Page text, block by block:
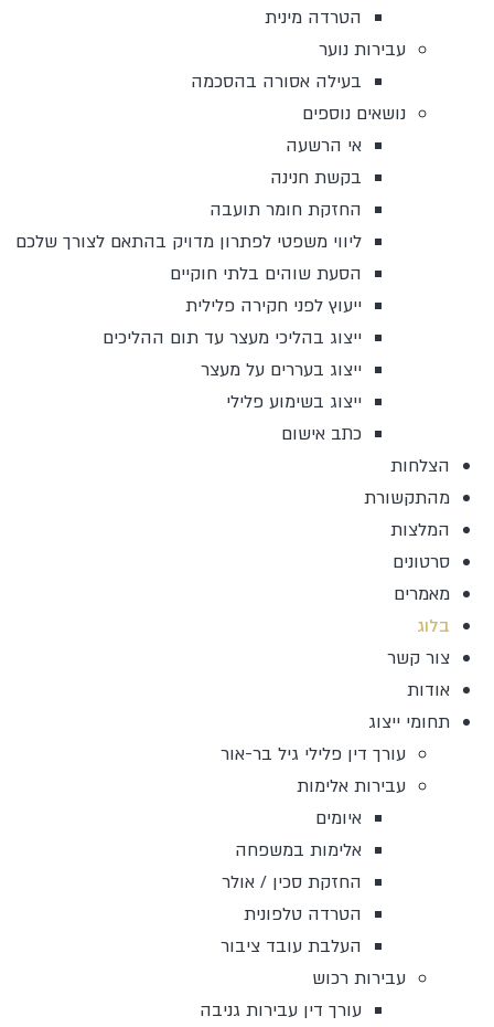
הטרדה מינית
עבירות נוער
בעילה אסורה בהסכמה
נושאים נוספים
אי הרשעה
בקשת חנינה
החזקת חומר תועבה
ליווי משפטי לפתרון מדויק בהתאם לצורך שלכם
הסעת שוהים בלתי חוקיים
ייעוץ לפני חקירה פלילית
ייצוג בהליכי מעצר עד תום ההליכים
ייצוג בעררים על מעצר
ייצוג בשימוע פלילי
כתב אישום
הצלחות
מהתקשורת
המלצות
סרטונים
מאמרים
בלוג
צור קשר
אודות
תחומי ייצוג
עורך דין פלילי גיל בר-אור
עבירות אלימות
איומים
אלימות במשפחה
החזקת סכין / אולר
הטרדה טלפונית
העלבת עובד ציבור
עבירות רכוש
עורך דין עבירות גניבה